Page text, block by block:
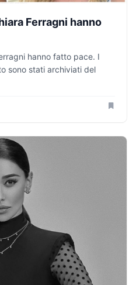
Ferragni hanno
hanno fatto pace. I
sono stati archiviati del